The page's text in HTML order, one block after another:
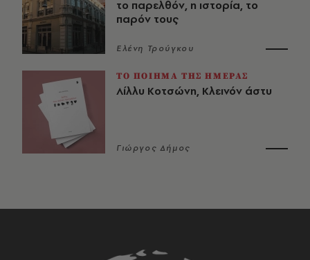
το παρελθόν, η ιστορία, το
παρόν τους
Ελένη Τρούγκου
ΤΟ ΠΟΙΗΜΑ ΤΗΣ ΗΜΕΡΑΣ
Λίλλυ Κοτσώνη, Κλεινόν άστυ
Γιώργος Δήμος